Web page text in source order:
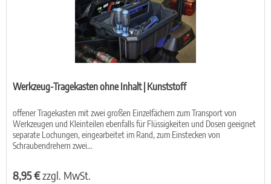
Werkzeug-Tragekasten ohne Inhalt | Kunststoff
offener Tragekasten mit zwei großen Einzelfächern zum Transport von
Werkzeugen und Kleinteilen ebenfalls für Flüssigkeiten und Dosen geeignet
separate Lochungen, eingearbeitet im Rand, zum Einstecken von
Schraubendrehern zwei...
8,95 €zzgl. MwSt.